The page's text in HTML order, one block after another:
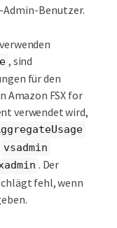
Benutzer.
, sind
für den
Amazon FSX for
verwendet wird,
vsadmin
. Der
fehl, wenn